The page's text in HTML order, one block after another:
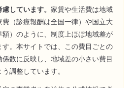
しています。 家賃や生活費は地域
（診療報酬は全国一律）や国立大
）のように、制度上ほぼ地域差が
。本サイトでは、この費目ごとの
数に反映し、地域差の小さい費目
調整しています。